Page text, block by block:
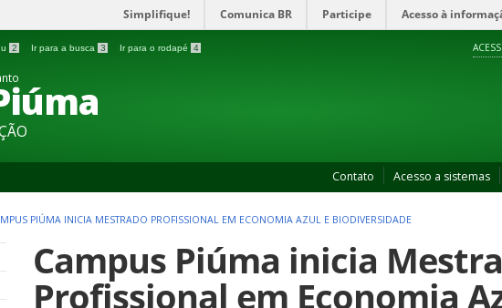
Simplifique! Comunica BR Participe Acesso à
2 Ir para a busca 3 Ir para o rodapé 4
Contato Acesso a sistemas
PIÚMA INICIA MESTRADO PROFISSIONAL EM ECONOMIA AZUL E BIODIVERSIDADE
Campus Piúma inicia
Profissional em Economia